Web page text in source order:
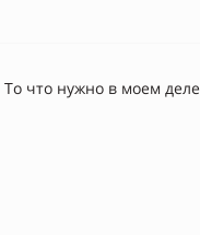
То что нужно в моем деле